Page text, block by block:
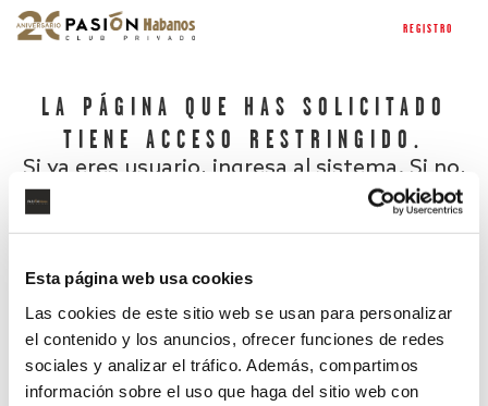
Esta página web usa cookies
Las cookies de este sitio web se usan para personalizar
el contenido y los anuncios, ofrecer funciones de redes
sociales y analizar el tráfico. Además, compartimos
información sobre el uso que haga del sitio web con
REGISTRO
LA PÁGINA QUE HAS SOLICITADO
TIENE ACCESO RESTRINGIDO.
Si ya eres usuario, ingresa al sistema. Si no,